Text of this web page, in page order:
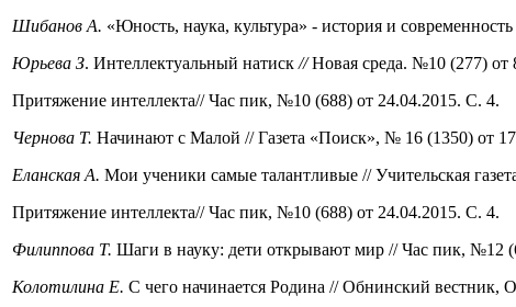
Шибанов А. «Юность, наука, культура» - история и
Юрьева З. Интеллектуальный натиск //Новая среда. №10 (277) от
Притяжение интеллекта// Час пик, №10 (688) от 24.04.2015. С. 4.
Чернова Т. Начинают с Малой // Газета «Поиск», № 16 (1350) от 17
Еланская А. Мои ученики самые талантливые // Учительская
Притяжение интеллекта// Час пик, №10 (688) от 24.04.2015. С. 4.
Филиппова Т. Шаги в науку: дети открывают мир // Час пик, №12
Колотилина Е. С чего начинается Родина // Обнинский вестник,